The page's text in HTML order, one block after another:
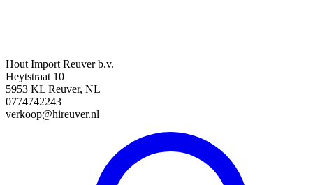
Hout Import Reuver b.v.
Heytstraat 10
5953 KL Reuver, NL
0774742243
verkoop@hireuver.nl